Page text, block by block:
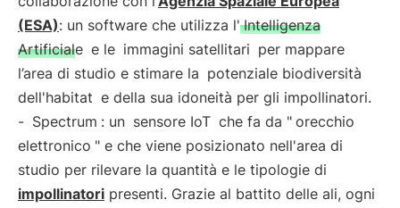
(ESA): un software che utilizza l' Intelligenza
Artificiale e le immagini satellitari per mappare
l’area di studio e stimare la potenziale biodiversità
dell'habitat e della sua idoneità per gli impollinatori.
- Spectrum : un sensore IoT che fa da " orecchio
elettronico " e che viene posizionato nell'area di
studio per rilevare la quantità e le tipologie di
impollinatori presenti. Grazie al battito delle ali, ogni